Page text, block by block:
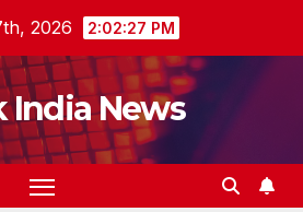
2026 2:02:28 PM
India News